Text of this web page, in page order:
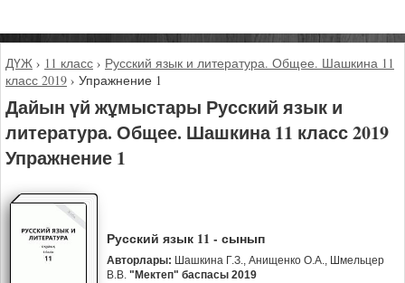
ДҮЖ › 11 класс › Русский язык и литература. Общее. Шашкина 11
класс 2019 › Упражнение 1
Дайын үй жұмыстары Русский язык и
литература. Общее. Шашкина 11 класс 2019
Упражнение 1
Русский язык 11 - сынып
Авторлары: Шашкина Г.З., Анищенко О.А., Шмельцер
В.В. "Мектеп" баспасы 2019